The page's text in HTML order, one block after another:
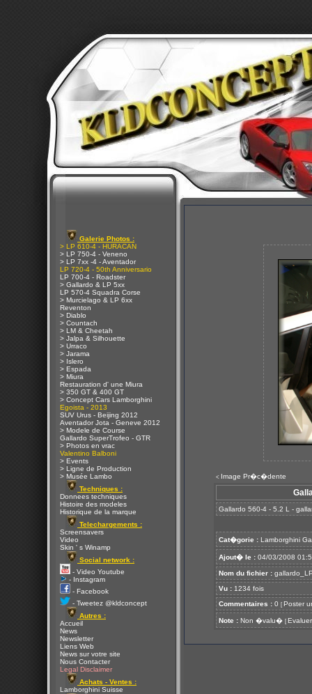
Galerie Photos :
> LP 610-4 - HURACAN
> LP 750-4 - Veneno
> LP 7xx -4 - Aventador
LP 720-4 - 50th Anniversario
LP 700-4 - Roadster
> Gallardo & LP 5xx
LP 570-4 Squadra Corse
> Murcielago & LP 6xx
Reventon
> Diablo
> Countach
> LM & Cheetah
> Jalpa & Silhouette
> Urraco
> Jarama
> Islero
> Espada
> Miura
Restauration d' une Miura
> 350 GT & 400 GT
> Concept Cars Lamborghini
Egoista - 2013
SUV Urus - Beijing 2012
Aventador Jota - Geneve 2012
> Modele de Course
Gallardo SuperTrofeo - GTR
> Photos en vrac
Valentino Balboni
> Events
> Ligne de Production
> Musée Lambo
Techniques :
Donnees techniques
Histoire des modeles
Historique de la marque
Telechargements :
Screensavers
Video
Skin ' s Winamp
Social network :
- Video Youtube
- Instagram
- Facebook
- Tweetez @kldconcept
Autres :
Accueil
News
Newsletter
Liens Web
News sur votre site
Nous Contacter
Legal Disclaimer
Achats - Ventes :
Lamborghini Suisse
< Image Pr�c�dente
Gallardo 560-4 - 5.2 L -
Cat�gorie : Lamborghini
Ajout� le : 04/03/2008
Nom du fichier :
Vu : 1234 fois
Commentaires : 0 [ Poster
Note : Non �valu� [ Evaluer